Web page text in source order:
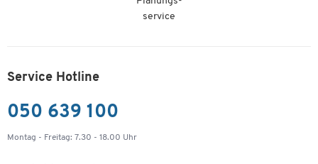
service
Service Hotline
050 639 100
Montag - Freitag: 7.30 - 18.00 Uhr